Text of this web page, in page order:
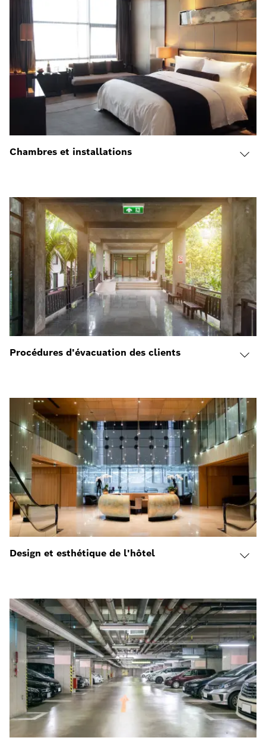
Chambres et installations
Procédures d'évacuation des clients
Design et esthétique de l'hôtel